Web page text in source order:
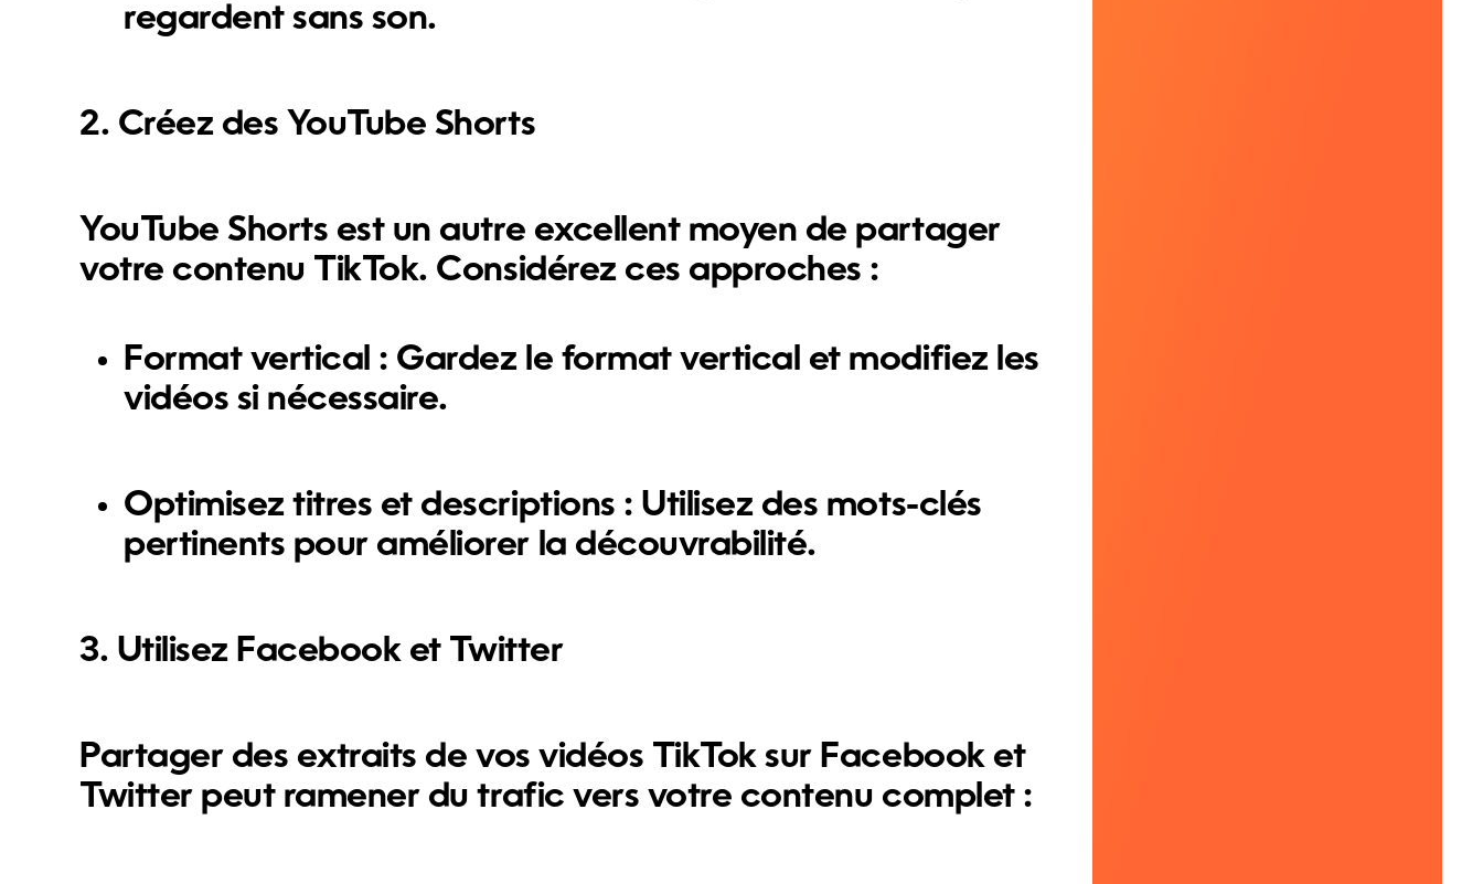
regardent sans son.
2. Créez des YouTube Shorts
YouTube Shorts est un autre excellent moyen de partager
votre contenu TikTok. Considérez ces approches :
Format vertical : Gardez le format vertical et modifiez les
vidéos si nécessaire.
Optimisez titres et descriptions : Utilisez des mots-clés
pertinents pour améliorer la découvrabilité.
3. Utilisez Facebook et Twitter
Partager des extraits de vos vidéos TikTok sur Facebook et
Twitter peut ramener du trafic vers votre contenu complet :